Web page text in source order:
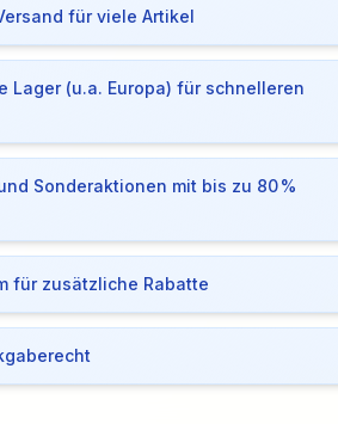
für viele Artikel
Lager (u.a. Europa) für schnelleren
Sonderaktionen mit bis zu 80 %
für zusätzliche Rabatte